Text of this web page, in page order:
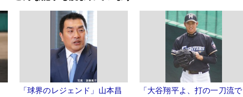
「球界のレジェンド」山本昌
「大谷翔平よ、打の一刀流で